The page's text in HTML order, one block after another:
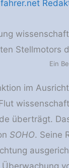
Stellmotors
Ein
im
überträgt.
SOHO. Seine
Überwachung